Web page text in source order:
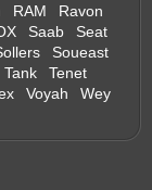
RAM
Ravon
Saab
Seat
Soueast
Tank
Tenet
Voyah
Wey